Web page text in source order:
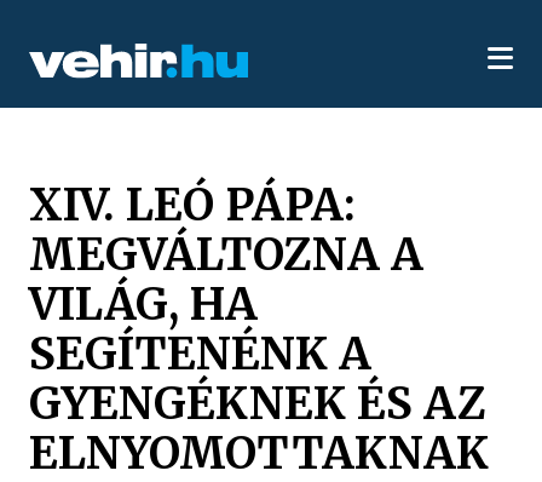
XIV. LEÓ PÁPA:
MEGVÁLTOZNA A
VILÁG, HA
SEGÍTENÉNK A
GYENGÉKNEK ÉS AZ
ELNYOMOTTAKNAK